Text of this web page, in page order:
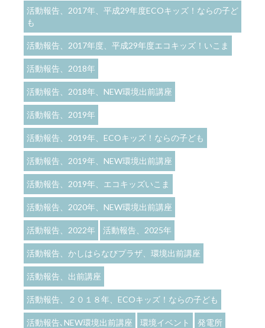
活動報告、2017年、平成29年度ECOキッズ！ならの子ど
も
活動報告、2017年度、平成29年度エコキッズ！いこま
活動報告、2018年
活動報告、2018年、NEW環境出前講座
活動報告、2019年
活動報告、2019年、ECOキッズ！ならの子ども
活動報告、2019年、NEW環境出前講座
活動報告、2019年、エコキッズいこま
活動報告、2020年、NEW環境出前講座
活動報告、2022年 活動報告、2025年
活動報告、かしはらなびプラザ、環境出前講座
活動報告、出前講座
活動報告、２０１８年、ECOキッズ！ならの子ども
活動報告､NEW環境出前講座 環境イベント 発電所